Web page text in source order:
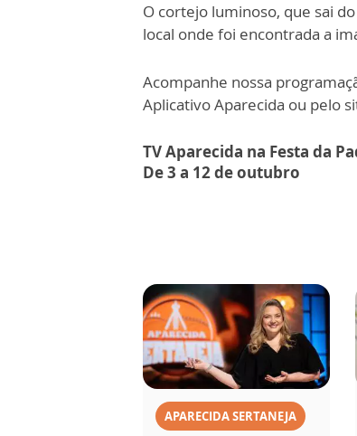
O cortejo luminoso, que sai
local onde foi encontrada a
Acompanhe nossa
Aplicativo Aparecida ou pelo
TV Aparecida na Festa da
De 3 a 12 de outubro
APARECIDA SERTANEJA